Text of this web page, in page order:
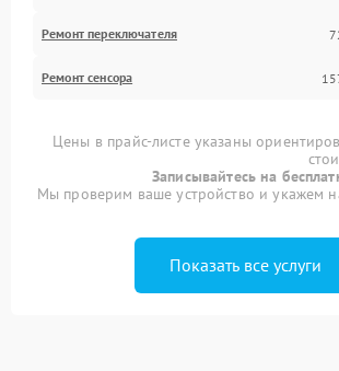
Ремонт переключателя
Ремонт сенсора
Цены в прайс-листе указаны
Записывайтесь на
Мы проверим ваше устройство и укажем
Показать все услуги